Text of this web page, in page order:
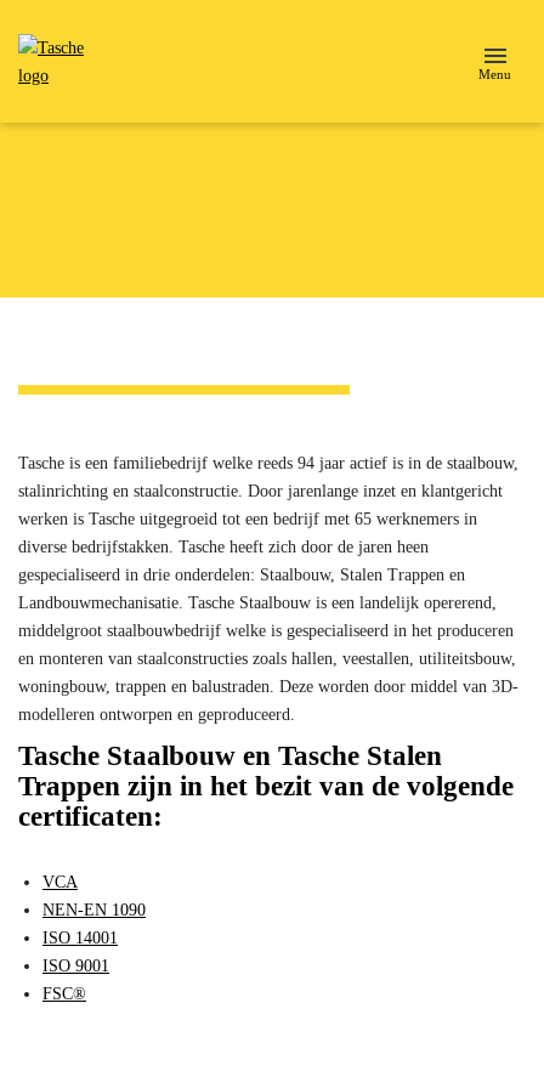
Menu
Tasche is een familiebedrijf welke reeds 94 jaar actief is in de staalbouw,
stalinrichting en staalconstructie. Door jarenlange inzet en klantgericht
werken is Tasche uitgegroeid tot een bedrijf met 65 werknemers in
diverse bedrijfstakken. Tasche heeft zich door de jaren heen
gespecialiseerd in drie onderdelen: Staalbouw, Stalen Trappen en
Landbouwmechanisatie. Tasche Staalbouw is een landelijk opererend,
middelgroot staalbouwbedrijf welke is gespecialiseerd in het produceren
en monteren van staalconstructies zoals hallen, veestallen, utiliteitsbouw,
woningbouw, trappen en balustraden. Deze worden door middel van 3D-
modelleren ontworpen en geproduceerd.
Tasche Staalbouw en Tasche Stalen
Trappen zijn in het bezit van de volgende
certificaten:
VCA
NEN-EN 1090
ISO 14001
ISO 9001
FSC®